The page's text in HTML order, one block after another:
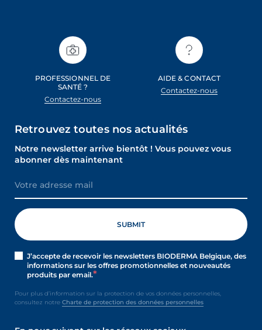
PROFESSIONNEL DE
SANTÉ ?
Contactez-nous
AIDE & CONTACT
Contactez-nous
Retrouvez toutes nos actualités
Notre newsletter arrive bientôt ! Vous pouvez vous
abonner dès maintenant
J’accepte de recevoir les newsletters BIODERMA Belgique, des
informations sur les offres promotionnelles et nouveautés
produits par email.
Pour plus d’information sur la protection de vos données personnelles,
consultez notre Charte de protection des données personnelles